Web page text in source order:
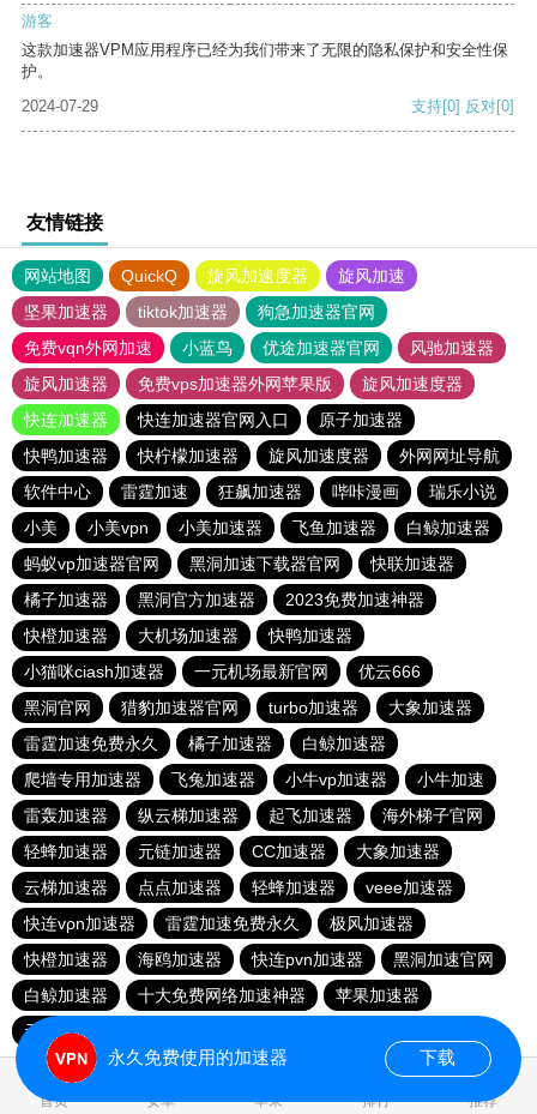
游客
这款加速器VPM应用程序已经为我们带来了无限的隐私保护和安全性保
护。
2024-07-29
支持[0] 反对[0]
友情链接
网站地图 QuickQ 旋风加速度器
旋风加速
坚果加速器
tiktok加速器
狗急加速器官网
免费vqn外网加速
小蓝鸟 优途加速器官网
风驰加速器
旋风加速器
免费vps加速器外网苹果版
旋风加速度器
快连加速器
快连加速器官网入口
原子加速器
快鸭加速器
快柠檬加速器 旋风加速度器
外网网址导航
软件中心
雷霆加速 狂飙加速器 哔咔漫画
瑞乐小说
小美
小美vpn 小美加速器 飞鱼加速器
白鲸加速器
蚂蚁vp加速器官网
黑洞加速下载器官网
快联加速器
橘子加速器
黑洞官方加速器
2023免费加速神器
快橙加速器
大机场加速器
快鸭加速器
小猫咪ciash加速器
一元机场最新官网
优云666
黑洞官网
猎豹加速器官网 turbo加速器
大象加速器
雷霆加速免费永久
橘子加速器
白鲸加速器
爬墙专用加速器
飞兔加速器 小牛vp加速器
小牛加速
雷轰加速器
纵云梯加速器 起飞加速器
海外梯子官网
轻蜂加速器
元链加速器 CC加速器
大象加速器
云梯加速器
点点加速器 轻蜂加速器
veee加速器
快连vρn加速器
雷霆加速免费永久
极风加速器
快橙加速器
海鸥加速器 快连pvn加速器
黑洞加速官网
白鲸加速器
十大免费网络加速神器
苹果加速器
元链加速器
首页 安卓 苹果 排行 推荐
永久免费使用的加速器 下载
0.018970s